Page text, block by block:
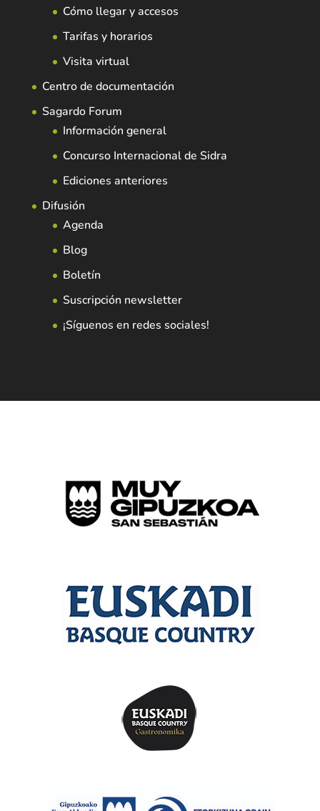
Cómo llegar y accesos
Tarifas y horarios
Visita virtual
Centro de documentación
Sagardo Forum
Información general
Concurso Internacional de Sidra
Ediciones anteriores
Difusión
Agenda
Blog
Boletín
Suscripción newsletter
¡Síguenos en redes sociales!